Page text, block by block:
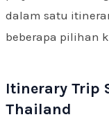
dalam satu
beberapa pilihan
Itinerary Trip
Thailand